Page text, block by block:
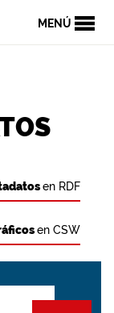
MENÚ
en RDF
en CSW